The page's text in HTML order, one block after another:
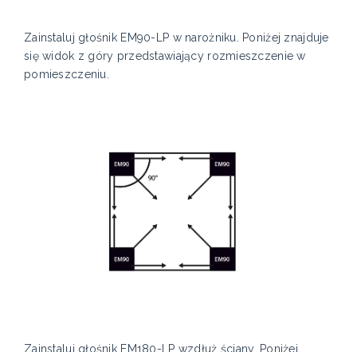
Zainstaluj głośnik EM90-LP w narożniku. Poniżej znajduje
się widok z góry przedstawiający rozmieszczenie w
pomieszczeniu.
Zainstaluj głośnik EM180-LP wzdłuż ściany. Poniżej